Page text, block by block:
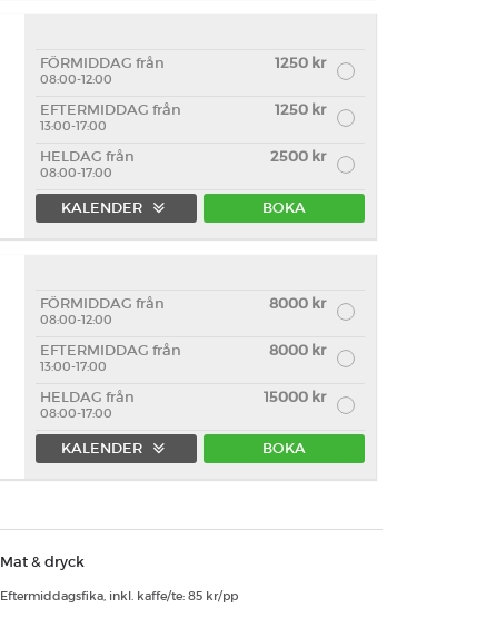
FÖRMIDDAG från 1250 kr
08:00-12:00
EFTERMIDDAG från 1250 kr
13:00-17:00
HELDAG från 2500 kr
08:00-17:00
KALENDER BOKA
FÖRMIDDAG från 8000 kr
08:00-12:00
EFTERMIDDAG från 8000 kr
13:00-17:00
HELDAG från 15000 kr
08:00-17:00
KALENDER BOKA
Mat & dryck
Eftermiddagsfika, inkl. kaffe/te: 85 kr/pp